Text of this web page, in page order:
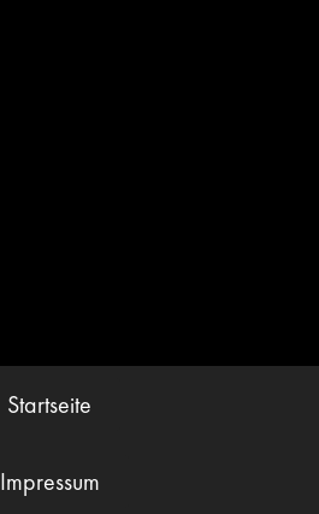
Startseite
Impressum